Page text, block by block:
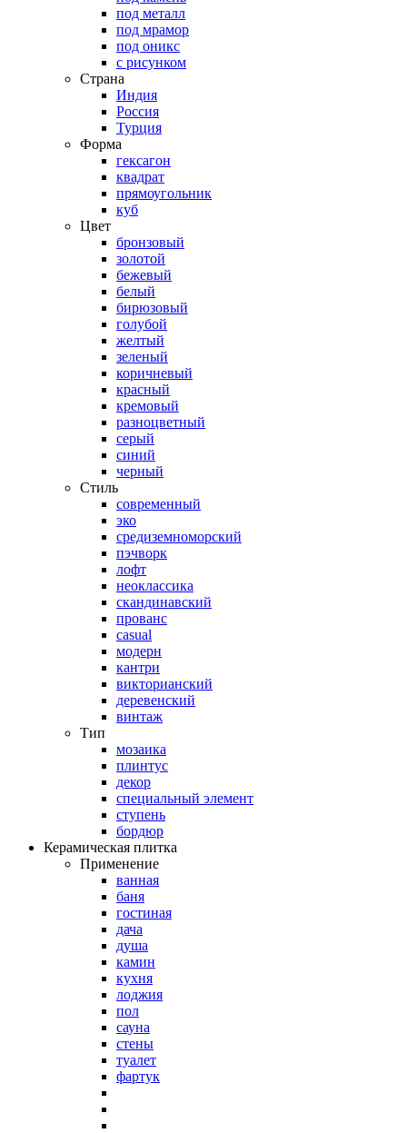
под металл
под мрамор
под оникс
с рисунком
Страна
Индия
Россия
Турция
Форма
гексагон
квадрат
прямоугольник
куб
Цвет
бронзовый
золотой
бежевый
белый
бирюзовый
голубой
желтый
зеленый
коричневый
красный
кремовый
разноцветный
серый
синий
черный
Стиль
современный
эко
средиземноморский
пэчворк
лофт
неоклассика
скандинавский
прованс
casual
модерн
кантри
викторианский
деревенский
винтаж
Тип
мозаика
плинтус
декор
специальный элемент
ступень
бордюр
Керамическая плитка
Применение
ванная
баня
гостиная
дача
душа
камин
кухня
лоджия
пол
сауна
стены
туалет
фартук